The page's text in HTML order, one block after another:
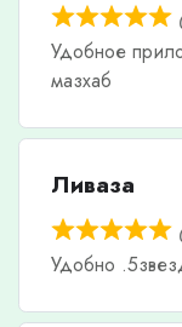
Удобное
мазхаб
Ливаза
Удобно